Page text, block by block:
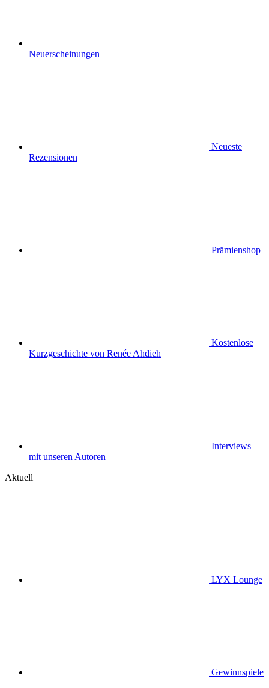
Neuerscheinungen
Neueste
Rezensionen
Prämienshop
Kostenlose
Kurzgeschichte von Renée Ahdieh
Interviews
mit unseren Autoren
Aktuell
LYX Lounge
Gewinnspiele